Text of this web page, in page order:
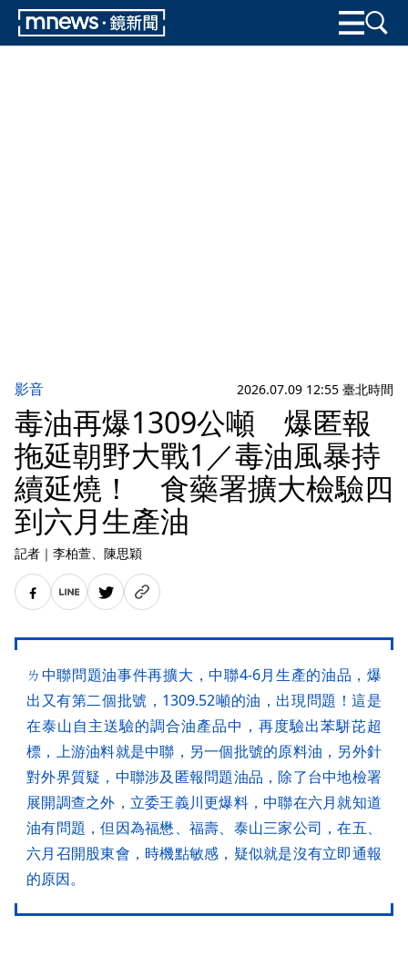
影音 2026.07.09 12:55 臺北時間
毒油再爆1309公噸 爆匿報
拖延朝野大戰1／毒油風暴持
續延燒！ 食藥署擴大檢驗四
到六月生產油
記者 ｜ 李柏萱、陳思穎
ㄌ中聯問題油事件再擴大，中聯4-6月生產的油品，爆
出又有第二個批號，1309.52噸的油，出現問題！這是
在泰山自主送驗的調合油產品中，再度驗出苯駢芘超
標，上游油料就是中聯，另一個批號的原料油，另外針
對外界質疑，中聯涉及匿報問題油品，除了台中地檢署
展開調查之外，立委王義川更爆料，中聯在六月就知道
油有問題，但因為福懋、福壽、泰山三家公司，在五、
六月召開股東會，時機點敏感，疑似就是沒有立即通報
的原因。